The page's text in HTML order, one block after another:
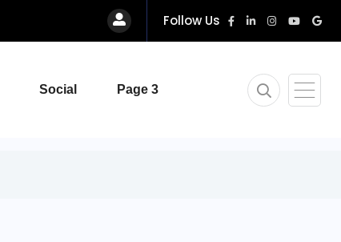
Follow Us
Social Page 3